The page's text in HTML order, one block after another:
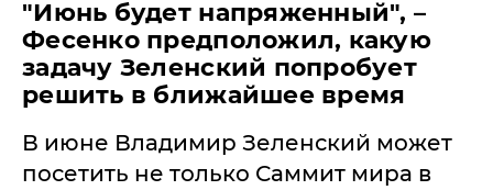
"Июнь будет напряженный", –
Фесенко предположил, какую
задачу Зеленский попробует
решить в ближайшее время
В июне Владимир Зеленский может
посетить не только Саммит мира в